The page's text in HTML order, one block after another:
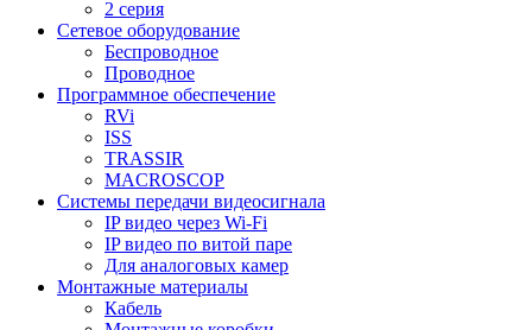
2 серия
Сетевое оборудование
Беспроводное
Проводное
Программное обеспечение
RVi
ISS
TRASSIR
MACROSCOP
Системы передачи видеосигнала
IP видео через Wi-Fi
IP видео по витой паре
Для аналоговых камер
Монтажные материалы
Кабель